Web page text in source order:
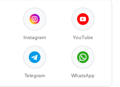
Instagram YouTube
Telegram WhatsApp